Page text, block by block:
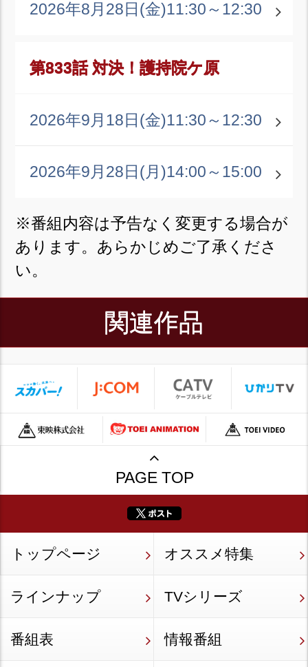
2026年8月28日(金)11:30～12:30
第833話 対決！護持院ケ原
2026年9月18日(金)11:30～12:30
2026年9月28日(月)14:00～15:00
※番組内容は予告なく変更する場合が
あります。あらかじめご了承くださ
い。
関連作品
PAGE TOP
トップページ オススメ特集
ラインナップ TVシリーズ
番組表 情報番組